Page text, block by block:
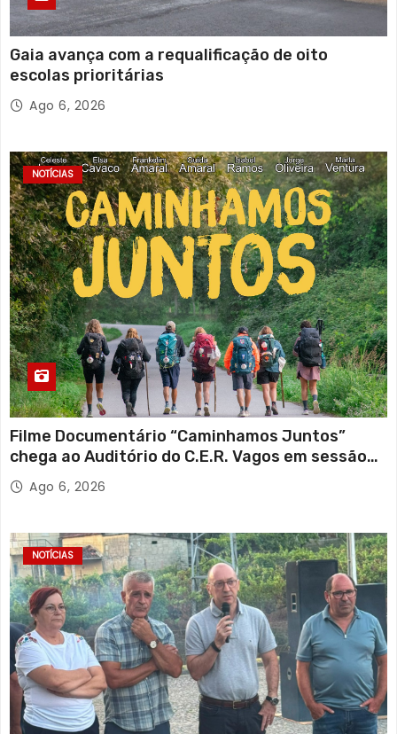
Gaia avança com a requalificação de oito
escolas prioritárias
Ago 6, 2026
NOTÍCIAS
Filme Documentário “Caminhamos Juntos”
chega ao Auditório do C.E.R. Vagos em sessão
solidária
Ago 6, 2026
NOTÍCIAS